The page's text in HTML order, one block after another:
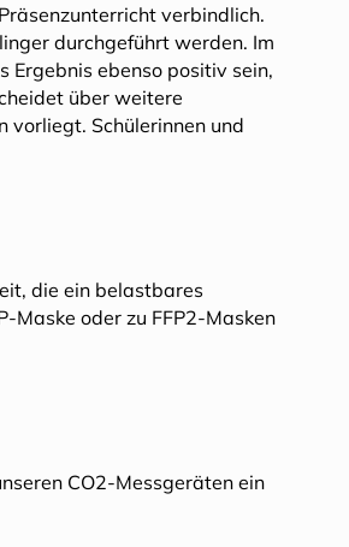
verbindlich.
durchgeführt werden. Im
Ergebnis ebenso positiv sein,
über weitere
vorliegt. Schülerinnen und
die ein belastbares
Maske oder zu FFP2-Masken
CO2-Messgeräten ein